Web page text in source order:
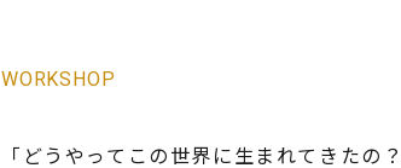
WORKSHOP
「どうやってこの世界に生まれてきたの